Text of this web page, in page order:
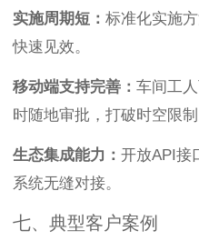
实施周期短： 标准化实施
快速见效。
移动端支持完善： 车间工
时随地审批，打破时空限制
生态集成能力： 开放API接
系统无缝对接。
七、典型客户案例